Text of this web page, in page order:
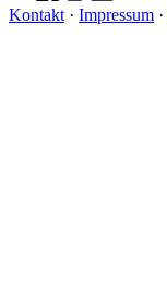
Kontakt · Impressum ·